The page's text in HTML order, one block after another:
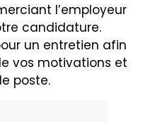
l’employeur
candidature.
un entretien afin
vos motivations et
poste.